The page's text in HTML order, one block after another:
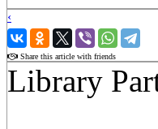
‹
›
Share this article with friends
Library